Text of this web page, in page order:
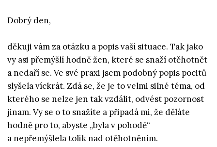
Dobrý den,
děkuji vám za otázku a popis vaší situace. Tak jako
vy asi přemýšlí hodně žen, které se snaží otěhotnět
a nedaří se. Ve své praxi jsem podobný popis pocitů
slyšela víckrát. Zdá se, že je to velmi silné téma, od
kterého se nelze jen tak vzdálit, odvést pozornost
jinam. Vy se o to snažíte a připadá mi, že děláte
hodně pro to, abyste „byla v pohodě“
a nepřemýšlela tolik nad otěhotněním.